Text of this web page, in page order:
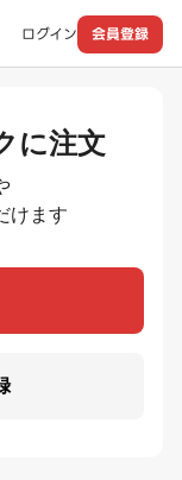
ログイン 会員登録
に注文
けます